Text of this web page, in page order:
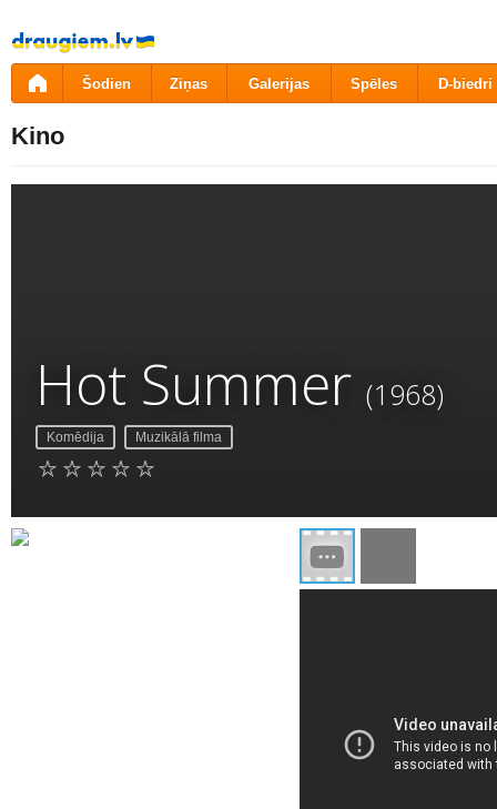
Pāriet
uz
saturu
Šodien Ziņas Galerijas Spēles D-biedri
Kino
Hot Summer (1968)
Komēdija Muzikālā filma